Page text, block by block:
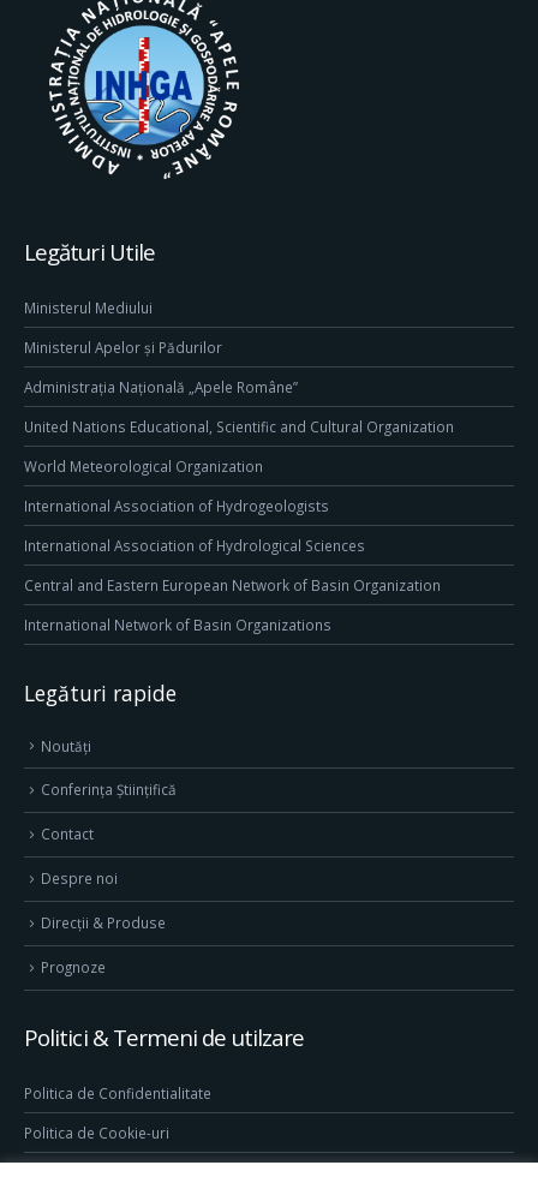
Legături Utile
Ministerul Mediului
Ministerul Apelor și Pădurilor
Administrația Națională „Apele Române”
United Nations Educational, Scientific and Cultural Organization
World Meteorological Organization
International Association of Hydrogeologists
International Association of Hydrological Sciences
Central and Eastern European Network of Basin Organization
International Network of Basin Organizations
Legături rapide
Noutăți
Conferința Științifică
Contact
Despre noi
Direcţii & Produse
Prognoze
Politici & Termeni de utilzare
Politica de Confidentialitate
Politica de Cookie-uri